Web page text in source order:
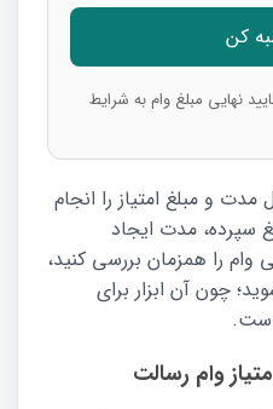
کن
نهایی مبلغ وام به شرایط
و مبلغ امتیاز را انجام
سپرده، مدت ایجاد
را همزمان بررسی کنید،
چون آن ابزار برای
وام رسالت